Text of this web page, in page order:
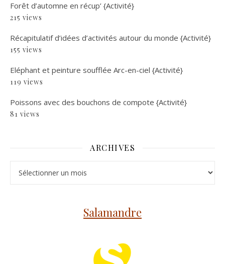
Forêt d’automne en récup’ {Activité}
215 views
Récapitulatif d’idées d’activités autour du monde {Activité}
155 views
Eléphant et peinture soufflée Arc-en-ciel {Activité}
119 views
Poissons avec des bouchons de compote {Activité}
81 views
ARCHIVES
Salamandre